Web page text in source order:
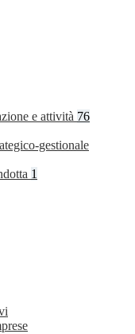
e attività 76
gestionale
1